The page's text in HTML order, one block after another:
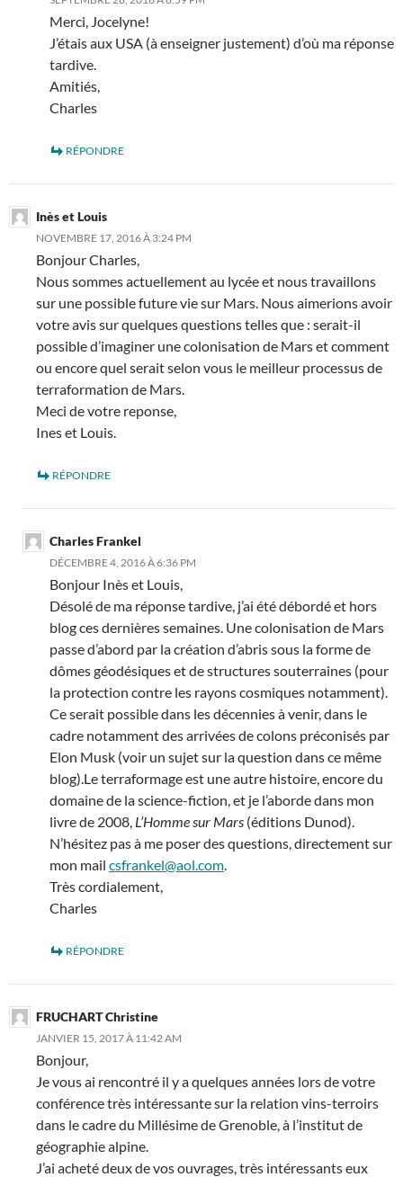
Merci, Jocelyne!
J’étais aux USA (à enseigner justement) d’où ma réponse
tardive.
Amitiés,
Charles
RÉPONDRE
Inès et Louis
NOVEMBRE 17, 2016 À 3:24 PM
Bonjour Charles,
Nous sommes actuellement au lycée et nous travaillons
sur une possible future vie sur Mars. Nous aimerions avoir
votre avis sur quelques questions telles que : serait-il
possible d’imaginer une colonisation de Mars et comment
ou encore quel serait selon vous le meilleur processus de
terraformation de Mars.
Meci de votre reponse,
Ines et Louis.
RÉPONDRE
Charles Frankel
DÉCEMBRE 4, 2016 À 6:36 PM
Bonjour Inès et Louis,
Désolé de ma réponse tardive, j’ai été débordé et hors
blog ces dernières semaines. Une colonisation de Mars
passe d’abord par la création d’abris sous la forme de
dômes géodésiques et de structures souterraines (pour
la protection contre les rayons cosmiques notamment).
Ce serait possible dans les décennies à venir, dans le
cadre notamment des arrivées de colons préconisés par
Elon Musk (voir un sujet sur la question dans ce même
blog).Le terraformage est une autre histoire, encore du
domaine de la science-fiction, et je l’aborde dans mon
livre de 2008, L’Homme sur Mars (éditions Dunod).
N’hésitez pas à me poser des questions, directement sur
mon mail csfrankel@aol.com.
Très cordialement,
Charles
RÉPONDRE
FRUCHART Christine
JANVIER 15, 2017 À 11:42 AM
Bonjour,
Je vous ai rencontré il y a quelques années lors de votre
conférence très intéressante sur la relation vins-terroirs
dans le cadre du Millésime de Grenoble, à l’institut de
géographie alpine.
J’ai acheté deux de vos ouvrages, très intéressants eux